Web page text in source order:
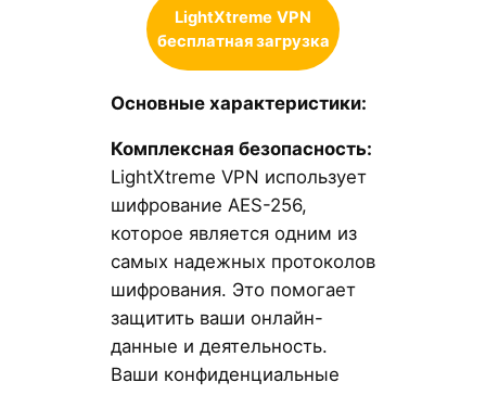
LightXtreme VPN
бесплатная загрузка
Основные характеристики:
Комплексная безопасность:
LightXtreme VPN использует
шифрование AES-256,
которое является одним из
самых надежных протоколов
шифрования. Это помогает
защитить ваши онлайн-
данные и деятельность.
Ваши конфиденциальные